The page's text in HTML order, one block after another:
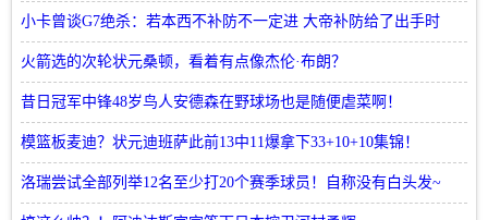
小卡曾谈G7绝杀：若本西不补防不一定进 大帝补防给了出手时
间
火箭选的次轮状元桑顿，看着有点像杰伦·布朗？
昔日冠军中锋48岁鸟人安德森在野球场也是随便虐菜啊！
模篮板麦迪？状元迪班萨此前13中11爆拿下33+10+10集锦！
洛瑞尝试全部列举12名至少打20个赛季球员！自称没有白头发~